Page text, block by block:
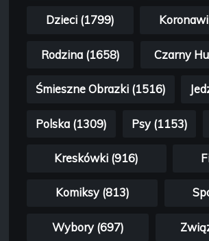
Dzieci (1799)
Rodzina (1658) Czarny
Śmieszne Obrazki (1516)
Polska (1309) Psy (1153)
Kreskówki (916)
Komiksy (813)
Wybory (697)